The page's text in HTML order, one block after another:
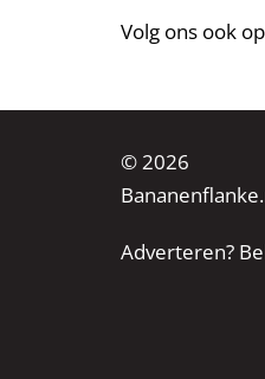
Volg ons ook op
© 2026
Adverteren?